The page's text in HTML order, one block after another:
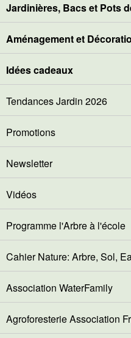
Jardinières, Bacs et Pots
Aménagement et
Idées cadeaux
Tendances Jardin 2026
Promotions
Newsletter
Vidéos
Programme l'Arbre à l'école
Cahier Nature: Arbre, Sol,
Association WaterFamily
Agroforesterie Association